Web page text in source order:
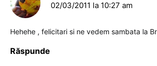
02/03/2011 la 10:27 am
Hehehe , felicitari si ne vedem sambata la
Răspunde